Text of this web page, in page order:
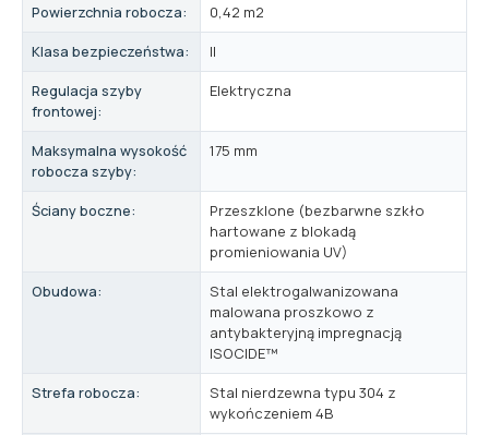
Powierzchnia robocza:
0,42 m2
Klasa bezpieczeństwa:
II
Regulacja szyby
frontowej:
Elektryczna
Maksymalna wysokość
robocza szyby:
175 mm
Ściany boczne:
Przeszklone (bezbarwne szkło
hartowane z blokadą
promieniowania UV)
Obudowa:
Stal elektrogalwanizowana
malowana proszkowo z
antybakteryjną impregnacją
ISOCIDE™
Strefa robocza:
Stal nierdzewna typu 304 z
wykończeniem 4B